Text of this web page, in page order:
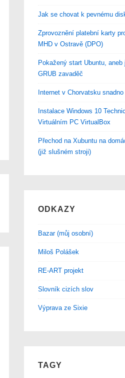
Jak se chovat k pevnému
Zprovoznění platební karty
MHD v Ostravě (DPO)
Pokažený start Ubuntu, aneb
GRUB zavaděč
Internet v Chorvatsku
Instalace Windows 10
Virtuálním PC VirtualBox
Přechod na Xubuntu na
(již slušném stroji)
ODKAZY
Bazar (můj osobní)
Miloš Polášek
RE-ART projekt
Slovník cizích slov
Výprava ze Sixie
TAGY